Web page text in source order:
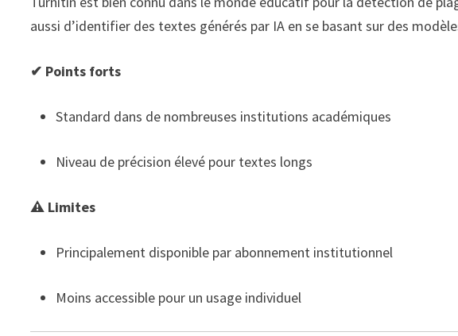
aussi d’identifier des textes générés par IA en se basant sur des
✔ Points forts
Standard dans de nombreuses institutions académiques
Niveau de précision élevé pour textes longs
⚠ Limites
Principalement disponible par abonnement institutionnel
Moins accessible pour un usage individuel